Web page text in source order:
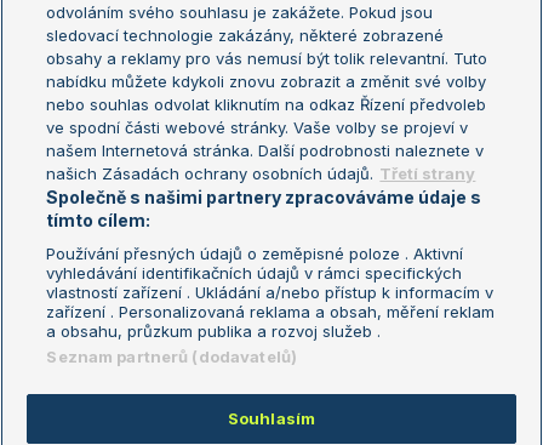
Turnaj mistrů
Turnaj mistryň
Aktualní trendy
Fotbalové přestupy
Livesport Daily
LS Prague Open
Podmínky užití
Nastavení soukromí
GDPR a žurnalistika
Reklama
Kontakt
Informace o zpracování osobních
údajů
odvoláním svého souhlasu je zakážete. Pokud jsou
sledovací technologie zakázány, některé zobrazené
obsahy a reklamy pro vás nemusí být tolik relevantní. Tuto
nabídku můžete kdykoli znovu zobrazit a změnit své volby
nebo souhlas odvolat kliknutím na odkaz Řízení předvoleb
ve spodní části webové stránky. Vaše volby se projeví v
našem Internetová stránka. Další podrobnosti naleznete v
našich Zásadách ochrany osobních údajů. Třetí strany
Společně s našimi partnery zpracováváme údaje s
tímto cílem:
Používání přesných údajů o zeměpisné poloze . Aktivní
vyhledávání identifikačních údajů v rámci specifických
vlastností zařízení . Ukládání a/nebo přístup k informacím v
zařízení . Personalizovaná reklama a obsah, měření reklam
a obsahu, průzkum publika a rozvoj služeb .
Seznam partnerů (dodavatelů)
Souhlasím